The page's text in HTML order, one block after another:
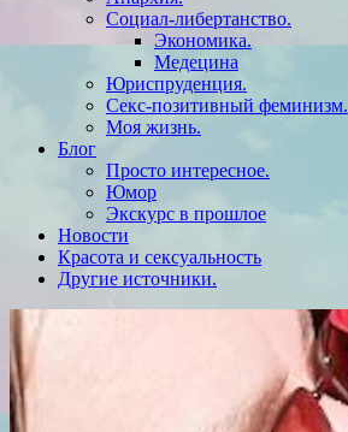
Социал-либертанство.
Экономика.
Медецина
Юриспруденция.
Секс-позитивный феминизм.
Моя жизнь.
Блог
Просто интересное.
Юмор
Экскурс в прошлое
Новости
Красота и сексуальность
Другие источники.